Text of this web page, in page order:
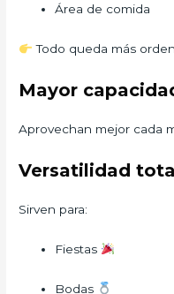
Área de comida
Todo queda más
Mayor
Aprovechan mejor cada
Versatilidad
Sirven para:
Fiestas
Bodas